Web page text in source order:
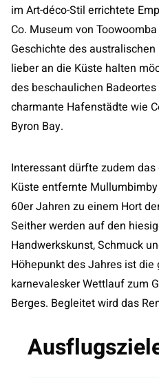
im Art-déco-Stil errichtete
Co. Museum von
Geschichte des
lieber an die Küste halten
des beschaulichen
charmante Hafenstädte wie
Byron Bay.
Interessant dürfte zudem
Küste entfernte
60er Jahren zu einem Hort
Seither werden auf den
Handwerkskunst, Schmuck
Höhepunkt des Jahres ist
karnevalesker Wettlauf zum
Berges. Begleitet wird das